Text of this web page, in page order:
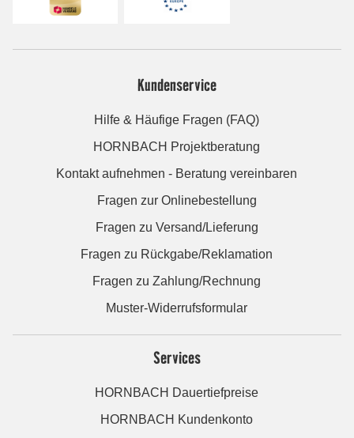
Kundenservice
Hilfe & Häufige Fragen (FAQ)
HORNBACH Projektberatung
Kontakt aufnehmen - Beratung vereinbaren
Fragen zur Onlinebestellung
Fragen zu Versand/Lieferung
Fragen zu Rückgabe/Reklamation
Fragen zu Zahlung/Rechnung
Muster-Widerrufsformular
Services
HORNBACH Dauertiefpreise
HORNBACH Kundenkonto